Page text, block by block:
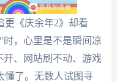
更《庆余年2》却看
，心里是不是瞬间凉
开、网站刷不动、游戏
懂了。无数人试图寻